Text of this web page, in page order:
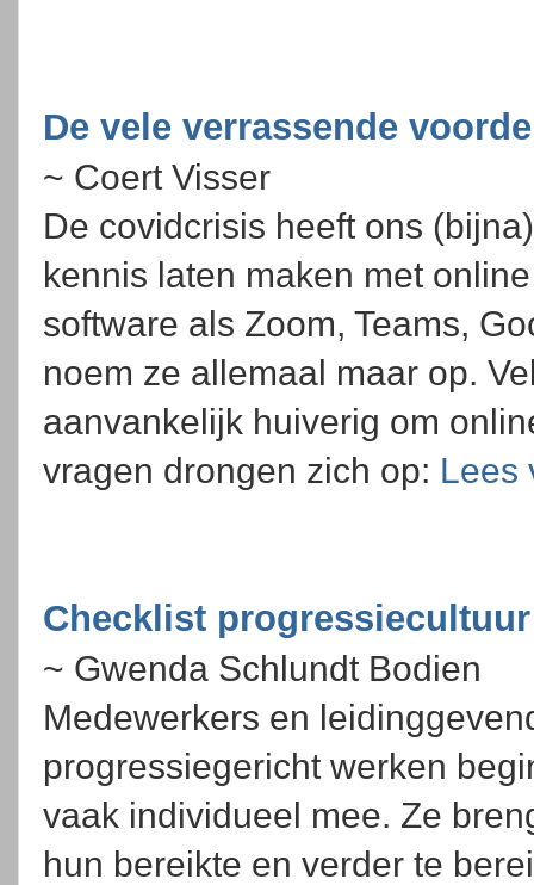
De vele verrassende
~ Coert Visser
De covidcrisis heeft ons
kennis laten maken met
software als Zoom, Teams,
noem ze allemaal maar op.
aanvankelijk huiverig om
vragen drongen zich op: Lees
Checklist
~ Gwenda Schlundt Bodien
Medewerkers en
progressiegericht werken
vaak individueel mee. Ze
hun bereikte en verder te